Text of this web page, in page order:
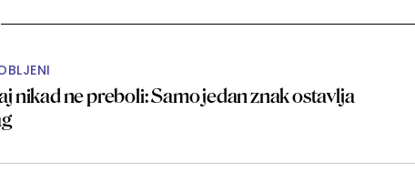
nikad ne preboli: Samo jedan znak ostavlja